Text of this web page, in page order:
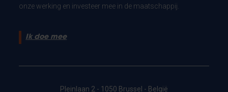
onze werking en investeer mee in de maatschappij.
Ik doe mee
Pleinlaan 2 - 1050 Brussel - België